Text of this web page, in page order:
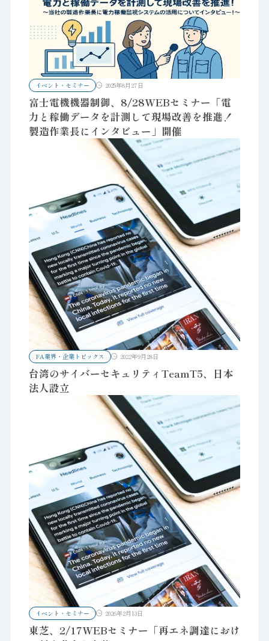
イベント・セミナー 2025年8月27日
富士電機機器制御、8/28WEBセミナー「電
力と稼働データを計測して現場改善を推進！
製造作業長にインタビュー」開催
FA業界・企業トピックス 2022年9月28日
台湾のサイバーセキュリティTeamT5、日本
法人設立
イベント・セミナー 2026年2月13日
東芝、2/17WEBセミナー「再エネ調達におけ